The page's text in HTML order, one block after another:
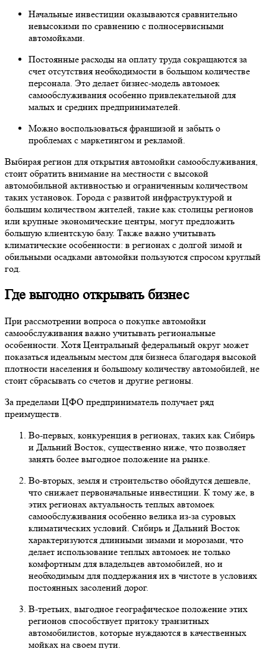
Начальные инвестиции оказываются сравнительно
невысокими по сравнению с полносервисными
автомойками.
Постоянные расходы на оплату труда сокращаются за
счет отсутствия необходимости в большом количестве
персонала. Это делает бизнес-модель автомоек
самообслуживания особенно привлекательной для
малых и средних предпринимателей.
Можно воспользоваться франшизой и забыть о
проблемах с маркетингом и рекламой.
Выбирая регион для открытия автомойки самообслуживания,
стоит обратить внимание на местности с высокой
автомобильной активностью и ограниченным количеством
таких установок. Города с развитой инфраструктурой и
большим количеством жителей, такие как столицы регионов
или крупные экономические центры, могут предложить
большую клиентскую базу. Также важно учитывать
климатические особенности: в регионах с долгой зимой и
обильными осадками автомойки пользуются спросом круглый
год.
Где выгодно открывать бизнес
При рассмотрении вопроса о покупке автомойки
самообслуживания важно учитывать региональные
особенности. Хотя Центральный федеральный округ может
показаться идеальным местом для бизнеса благодаря высокой
плотности населения и большому количеству автомобилей, не
стоит сбрасывать со счетов и другие регионы.
За пределами ЦФО предприниматель получает ряд
преимуществ.
Во-первых, конкуренция в регионах, таких как Сибирь
и Дальний Восток, существенно ниже, что позволяет
занять более выгодное положение на рынке.
Во-вторых, земля и строительство обойдутся дешевле,
что снижает первоначальные инвестиции. К тому же, в
этих регионах актуальность теплых автомоек
самообслуживания особенно велика из-за суровых
климатических условий. Сибирь и Дальний Восток
характеризуются длинными зимами и морозами, что
делает использование теплых автомоек не только
комфортным для владельцев автомобилей, но и
необходимым для поддержания их в чистоте в условиях
постоянных засолений дорог.
В-третьих, выгодное географическое положение этих
регионов способствует притоку транзитных
автомобилистов, которые нуждаются в качественных
мойках на своем пути.